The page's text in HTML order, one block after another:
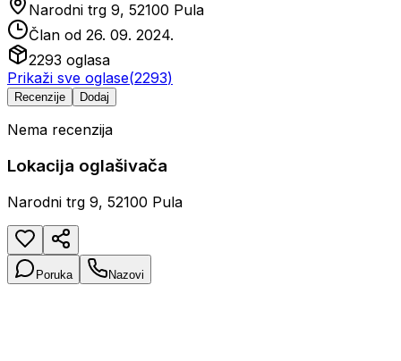
Narodni trg 9, 52100 Pula
Član od 26. 09. 2024.
2293 oglasa
Prikaži sve oglase(2293)
Recenzije Dodaj
Nema recenzija
Lokacija oglašivača
Narodni trg 9, 52100 Pula
Poruka Nazovi